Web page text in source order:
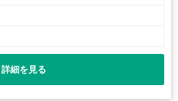
詳細を見る